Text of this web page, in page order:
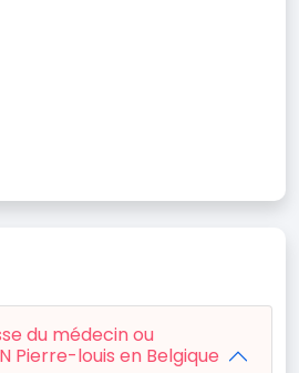
du médecin ou
Pierre-louis en Belgique